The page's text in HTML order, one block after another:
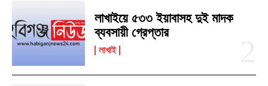
লাখাইয়ে ৫৩৩ ইয়াবাসহ দুই মাদক
ব্যবসায়ী গ্রেপ্তার
লাখাই